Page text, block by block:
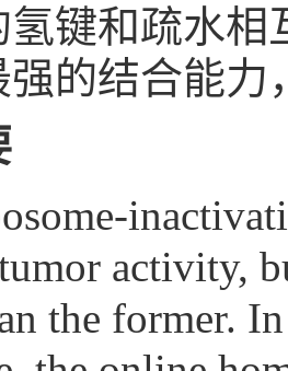
氢键和疏水相
强的结合能力
activity,
the former.